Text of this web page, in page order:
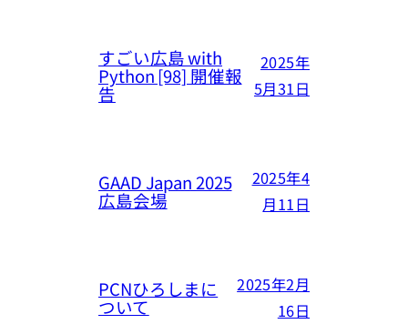
すごい広島 with
Python [98] 開催報
告
2025年
5月31日
GAAD Japan 2025
広島会場
2025年4
月11日
PCNひろしまに
ついて
2025年2月
16日